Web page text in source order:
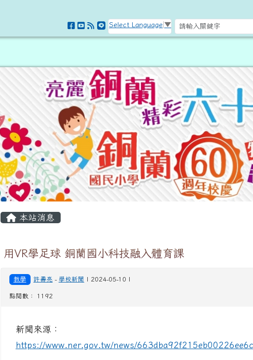
Select Language ▼
主內容區域
本站消息
用VR學足球 銅蘭國小科技融入體育課
教學 許壽亮 - 學校新聞 | 2024-05-10 |
點閱數： 1192
新聞來源：
https://www.ner.gov.tw/news/